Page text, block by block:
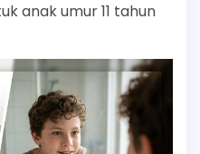
anak umur 11 tahun